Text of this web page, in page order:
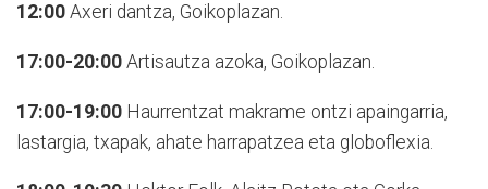
12:00 Axeri dantza, Goikoplazan.
17:00-20:00 Artisautza azoka, Goikoplazan.
17:00-19:00 Haurrentzat makrame ontzi apaingarria,
lastargia, txapak, ahate harrapatzea eta globoflexia.